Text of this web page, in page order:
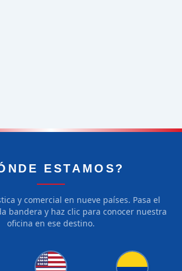
ESTAMOS?
y comercial en nueve países. Pasa el
bandera y haz clic para conocer nuestra
oficina en ese destino.
★★★★★
★★★★★
★★★★★
★★★★★